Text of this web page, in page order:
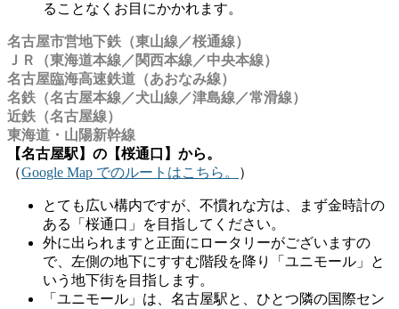
ることなくお目にかかれます。
名古屋市営地下鉄（東山線／桜通線）
ＪＲ（東海道本線／関西本線／中央本線）
名古屋臨海高速鉄道（あおなみ線）
名鉄（名古屋本線／犬山線／津島線／常滑線）
近鉄（名古屋線）
東海道・山陽新幹線
【名古屋駅】の【桜通口】から。
（Google Map でのルートはこちら。 ）
とても広い構内ですが、不慣れな方は、まず金時計の
ある「桜通口」を目指してください。
外に出られますと正面にロータリーがございますの
で、左側の地下にすすむ階段を降り「ユニモール」と
いう地下街を目指します。
「ユニモール」は、名古屋駅と、ひとつ隣の国際セン